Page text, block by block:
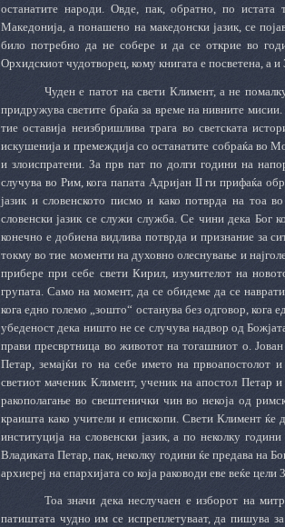
останатите народи. Овде, пак, обратно, по
Македонија, а понашено на македонски јазик, се
било потребно да не собере и да се открие во
Орхидскиот чудотворец, кому книгата е посветена, а
Чуден е патот на свети Климент, а не
придружува светите браќа за време на нивните мисии.
тие оставија неизбришлива трага во светската
искушенија и премеждија со останатите собраќа во
и злоиспратени. За прв пат по долги години на
случува во Рим, кога папата Адријан II ги прифаќа
јазик и словенското писмо и како потврда на тоа
словенски јазик се служи служба. Се чини дека Бог
конечно е добиена видлива потврда и признание за
токму во тие моменти на духовно олеснување и
прибере при себе свети Кирил, изумителот на
групата. Само на момент, да се обидеме да се
кога едно големо „зошто“ останува без одговор, кога
убеденост дека ништо не се случува надвор од
прави пресвртница во животот на тогашниот о.
Петар, земајќи го на себе името на
светиот маченик Климент, ученик на апостол Петар
ракополагање во свештенички чин во некоја од
краишта како учители и епископи. Свети Климент ќе
институција на словенски јазик, а по неколку
Владиката Петар, пак, неколку години ќе предава на
архиереј на епархијата со која раководи еве веќе цели
Тоа значи дека неслучаен е изборот на
патиштата чудно им се испреплетуваат, да пишува